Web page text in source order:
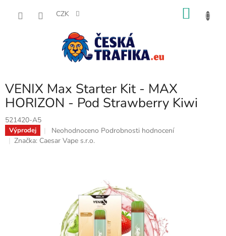
CZK
VENIX Max Starter Kit - MAX
HORIZON - Pod Strawberry Kiwi
521420-A5
Výprodej
Průměrné
hodnocení
hvězdiček.
Neohodnoceno Podrobnosti hodnocení
Značka: Caesar Vape s.r.o.